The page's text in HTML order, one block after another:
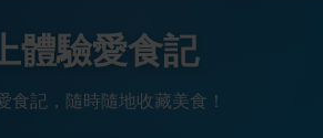
體驗愛食記
食記，隨時隨地收藏美食！